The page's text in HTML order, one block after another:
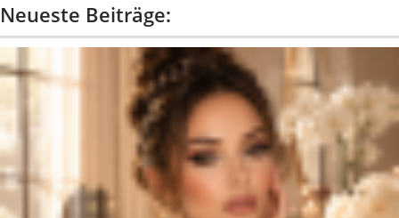
Neueste Beiträge: